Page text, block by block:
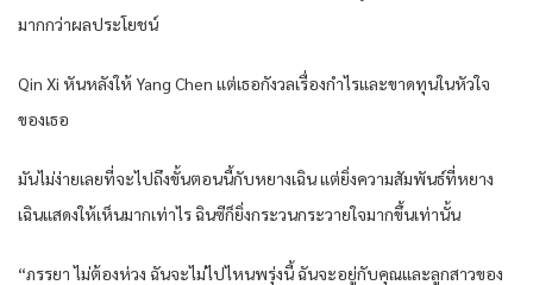
มากกว่าผลประโยชน์
Qin Xi หันหลังให้ Yang Chen แต่เธอกังวลเรื่องกำไรและขาดทุนในหัวใจ
ของเธอ
มันไม่ง่ายเลยที่จะไปถึงขั้นตอนนี้กับหยางเฉิน แต่ยิ่งความสัมพันธ์ที่หยาง
เฉินแสดงให้เห็นมากเท่าไร ฉินซีก็ยิ่งกระวนกระวายใจมากขึ้นเท่านั้น
“ภรรยา ไม่ต้องห่วง ฉันจะไม่ไปไหนพรุ่งนี้ ฉันจะอยู่กับคุณและลูกสาวของ